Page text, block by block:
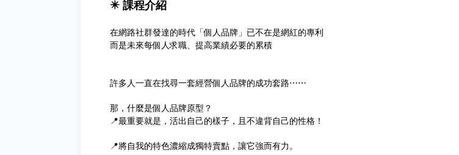
✴️ 課程介紹
在網路社群發達的時代「個人品牌」已不在是網紅的專利
而是未來每個人求職、提高業績必要的累積
許多人一直在找尋一套經營個人品牌的成功套路⋯⋯
那，什麼是個人品牌原型？
📍最重要就是，活出自己的樣子，且不違背自己的性格！
📍將自我的特色濃縮成獨特賣點，讓它強而有力。